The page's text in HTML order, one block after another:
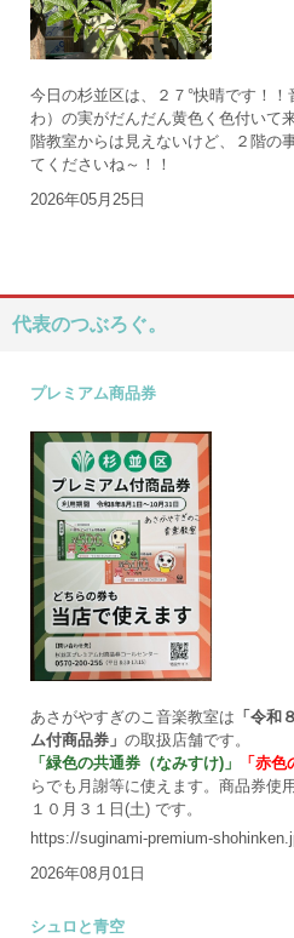
今日の杉並区は、２７°快晴です！
わ）の実がだんだん黄色く色付いて
階教室からは見えないけど、２階の
てくださいね～！！
2026年05月25日
代表のつぶろぐ。
プレミアム商品券
あさがやすぎのこ音楽教室は 「令和
ム付商品券」 の取扱店舗です。
「緑色の共通券（なみすけ)」
「赤
らでも月謝等に使えます。商品券使
１０月３１日(土) です。
https://suginami-premium-
2026年08月01日
シュロと青空